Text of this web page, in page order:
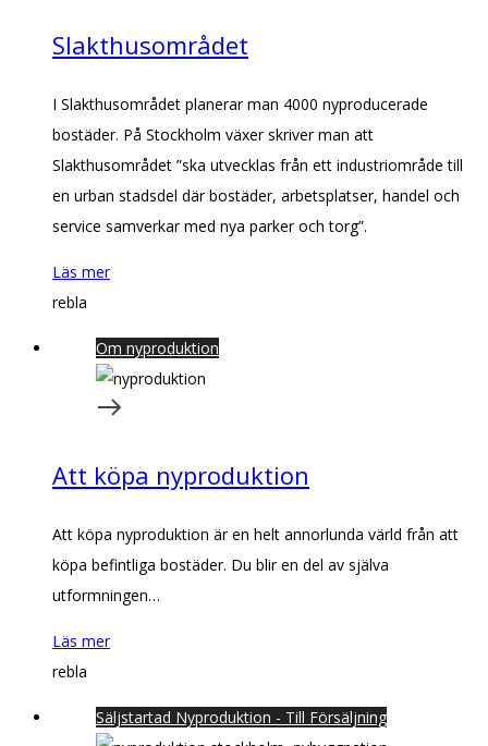
Slakthusområdet
I Slakthusområdet planerar man 4000 nyproducerade
bostäder. På Stockholm växer skriver man att
Slakthusområdet ”ska utvecklas från ett industriområde till
en urban stadsdel där bostäder, arbetsplatser, handel och
service samverkar med nya parker och torg”.
Läs mer
rebla
Om nyproduktion
Att köpa nyproduktion
Att köpa nyproduktion är en helt annorlunda värld från att
köpa befintliga bostäder. Du blir en del av själva
utformningen…
Läs mer
rebla
Säljstartad Nyproduktion - Till Försäljning